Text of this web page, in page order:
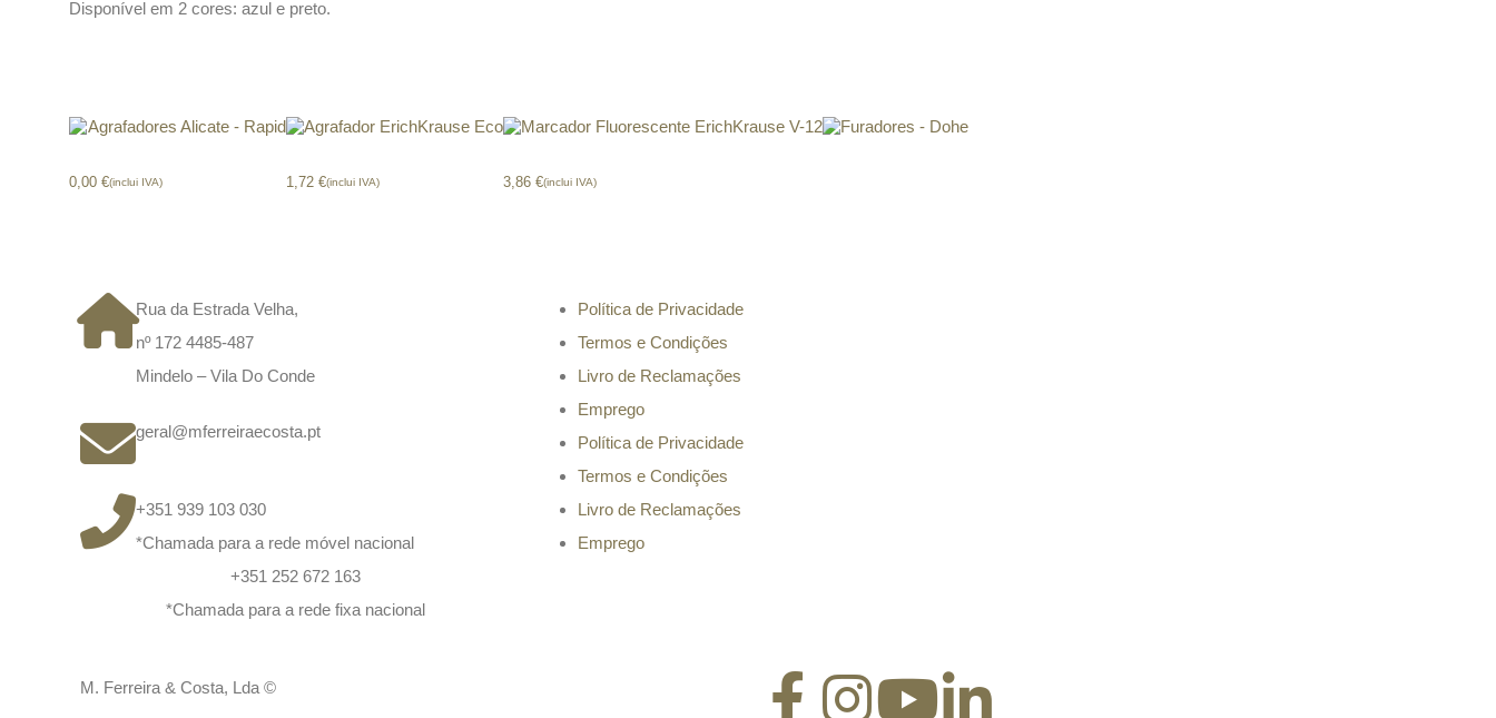
Disponível em 2 cores: azul e preto.
0,00 €(inclui IVA) 1,72 €(inclui IVA) 3,86 €(inclui IVA)
Rua da Estrada Velha,
nº 172 4485-487
Mindelo – Vila Do Conde
geral@mferreiraecosta.pt
+351 939 103 030
*Chamada para a rede móvel nacional
+351 252 672 163
*Chamada para a rede fixa nacional
Política de Privacidade
Termos e Condições
Livro de Reclamações
Emprego
Política de Privacidade
Termos e Condições
Livro de Reclamações
Emprego
M. Ferreira & Costa, Lda ©